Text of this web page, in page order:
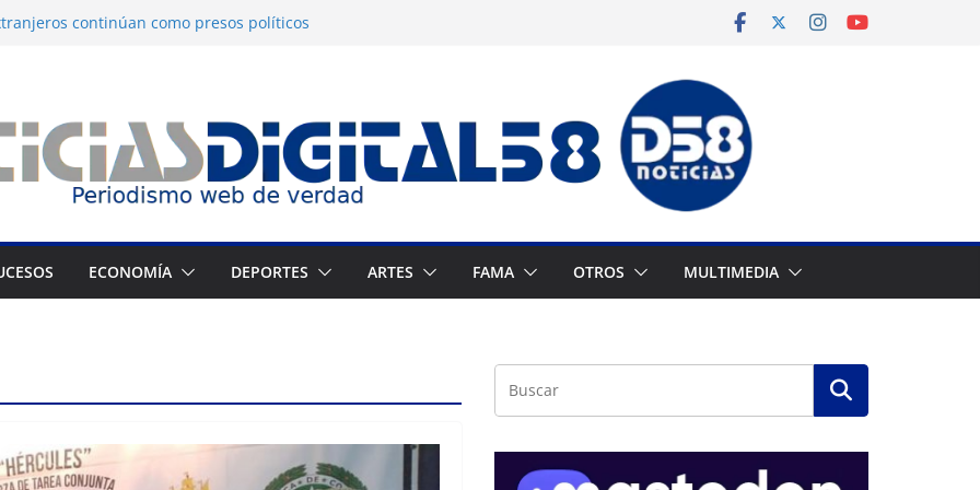
continúan como presos políticos
exige justicia por muerte del preso
Francés culmina muestra histórica y
ECONOMÍA DEPORTES ARTES FAMA OTROS MULTIMEDIA